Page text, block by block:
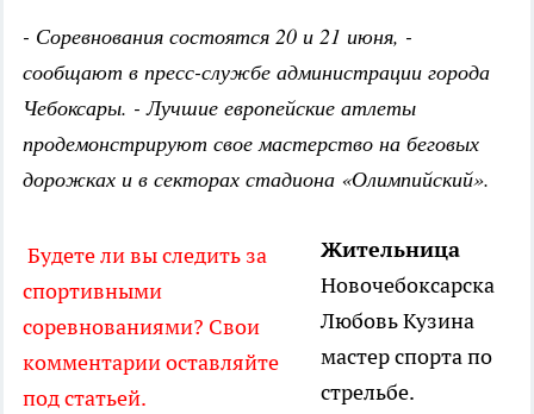
- Соревнования состоятся 20 и 21 июня, -
сообщают в пресс-службе администрации города
Чебоксары. - Лучшие европейские атлеты
продемонстрируют свое мастерство на беговых
дорожках и в секторах стадиона «Олимпийский».
Будете ли вы следить за
спортивными
соревнованиями? Свои
комментарии оставляйте
под статьей.
Жительница
Новочебоксарска
Любовь Кузина
мастер спорта по
стрельбе.